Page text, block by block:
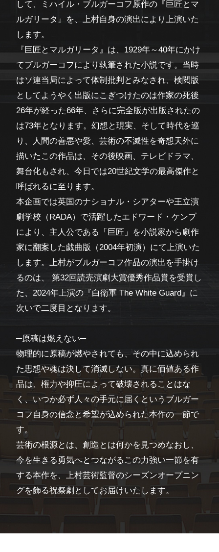
して、ミハイル・ブルガーコフ原作の『巨匠とマ
ルガリータ』を、上村自身の演出により上演いた
します。
『巨匠とマルガリータ』は、1929年～40年にかけ
てブルガーコフにより執筆された小説です。当時
はソ連当局によって体制批判とみなされ、検閲版
としてようやく出版にこぎつけたのは作家の死後
26年が経った66年、さらに完全版が出版されたの
は73年となります。幻想と現実、そして時代を巡
り、人間の善悪や愛、芸術の不滅性を奇想天外に
描いたこの作品は、その後映画、テレビドラマ、
舞台化もされ、今日では20世紀文学の最高傑作と
呼ばれるに至ります。
本企画では英国のナショナル・シアターや王立演
劇学校（RADA）で活躍したエドワード・ケンプ
により、主人公である「巨匠」を小説家から劇作
家に翻案した戯曲版（2004年初演）にて上演いた
します。上村がブルガーコフ作品の演出を手掛け
るのは、 第32回読売演劇大賞優秀作品賞を受賞し
た、2024年上演の『白衛軍 The White Guard』に
次いで二度目となります。
─原稿は燃えない─
物理的に原稿が燃やされても、その中に込められ
た思想や魂は決して消滅しない。真に価値ある作
品は、権力や抑圧によって破壊されることはな
く、いつか必ず人々の手元に届くというブルガー
コフ自身の信念と希望が込められた本作の一節で
す。
芸術の根源とは、創造とは何かを見つめなおし、
今を生きる勇気へとつながるこの力強い一節を有
する本作を、上村芸術監督のシーズンオープニン
グを飾る祝祭劇としてお届けいたします。